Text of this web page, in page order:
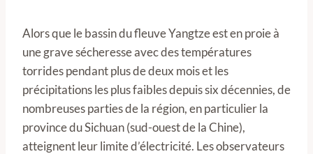
Alors que le bassin du fleuve Yangtze est en proie à
une grave sécheresse avec des températures
torrides pendant plus de deux mois et les
précipitations les plus faibles depuis six décennies, de
nombreuses parties de la région, en particulier la
province du Sichuan (sud-ouest de la Chine),
atteignent leur limite d’électricité. Les observateurs